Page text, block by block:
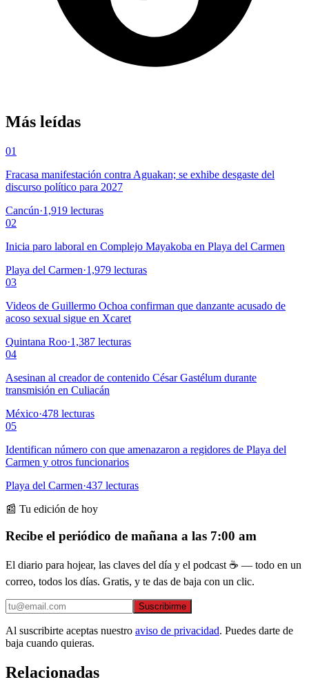
Más leídas
01
Fracasa manifestación contra Aguakan; se exhibe desgaste del
discurso político para 2027
Cancún·1,919 lecturas
02
Inicia paro laboral en Complejo Mayakoba en Playa del Carmen
Playa del Carmen·1,979 lecturas
03
Videos de Guillermo Ochoa confirman que danzante acusado de
acoso sexual sigue en Xcaret
Quintana Roo·1,387 lecturas
04
Asesinan al creador de contenido César Gastélum durante
transmisión en Culiacán
México·478 lecturas
05
Identifican número con que amenazaron a regidores de Playa del
Carmen y otros funcionarios
Playa del Carmen·437 lecturas
📰 Tu edición de hoy
Recibe el periódico de mañana a las 7:00 am
El diario para hojear, las claves del día y el podcast ☕ — todo en un
correo, todos los días. Gratis, y te das de baja con un clic.
Suscribirme
Al suscribirte aceptas nuestro aviso de privacidad. Puedes darte de
baja cuando quieras.
Relacionadas